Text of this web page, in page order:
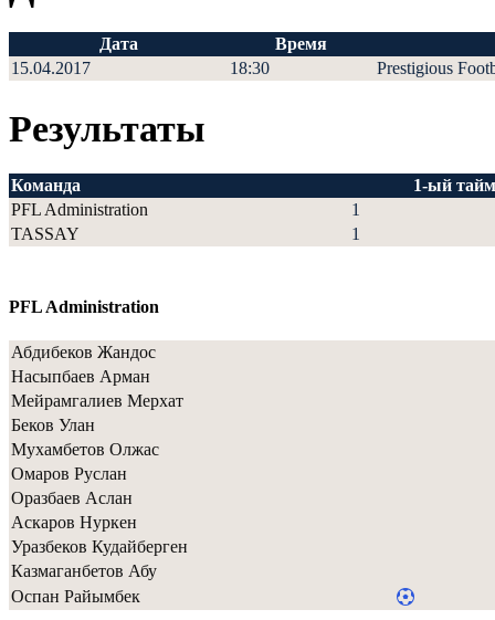
Дата
Время
15.04.2017
18:30 Prestigious
Результаты
Команда
1-ый тайм
PFL Administration
1
TASSAY
1
PFL Administration
Абдибеков Жандос
Насыпбаев Арман
Мейрамгалиев Мерхат
Беков Улан
Мухамбетов Олжас
Омаров Руслан
Оразбаев Аслан
Аскаров Нуркен
Уразбеков Кудайберген
Казмаганбетов Абу
Оспан Райымбек